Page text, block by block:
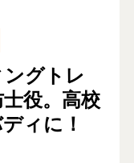
グトレ
役。高校
ィに！